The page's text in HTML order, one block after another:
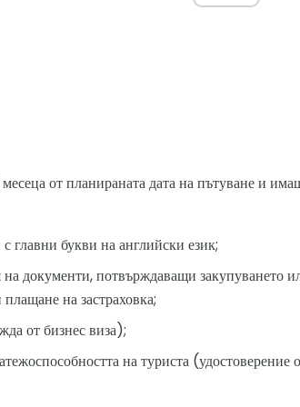
от планираната дата на пътуване и
главни букви на английски език;
документи, потвърждаващи закупуването
на застраховка;
от бизнес виза);
на туриста (удостоверение